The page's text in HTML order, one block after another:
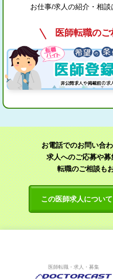
お仕事/求人の紹介・相談
医師転職の
お電話でのお問い合
求人へのご応募や
転職のご相談も
この医師求人について
医師転職・求人・募集